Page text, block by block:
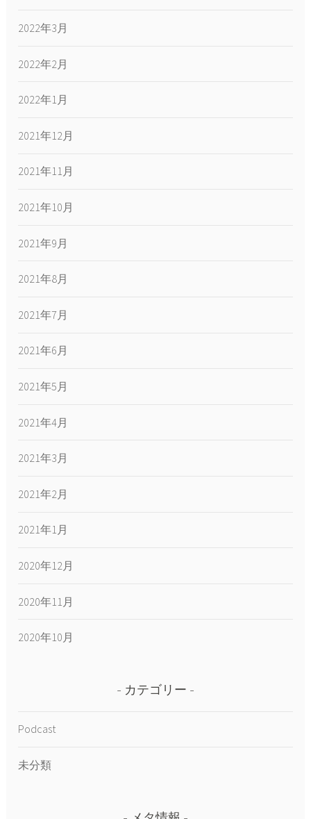
2022年3月
2022年2月
2022年1月
2021年12月
2021年11月
2021年10月
2021年9月
2021年8月
2021年7月
2021年6月
2021年5月
2021年4月
2021年3月
2021年2月
2021年1月
2020年12月
2020年11月
2020年10月
カテゴリー
Podcast
未分類